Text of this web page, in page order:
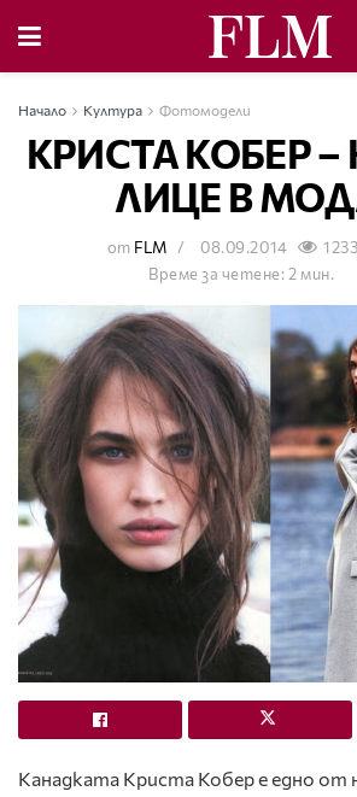
Начало Култура Фотомодели
КРИСТА КОБЕР
ЛИЦЕ В
от FLM 08.09.2014
Време за четене: 2 мин.
Канадката Криста Кобер е едно